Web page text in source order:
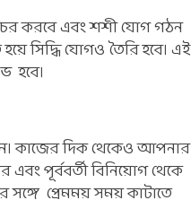
করবে এবং শশী যোগ গঠন
সিদ্ধি যোগও তৈরি হবে। এই
হবে।
কাজের দিক থেকেও আপনার
পূর্ববর্তী বিনিয়োগ থেকে
প্রেমময় সময় কাটাতে